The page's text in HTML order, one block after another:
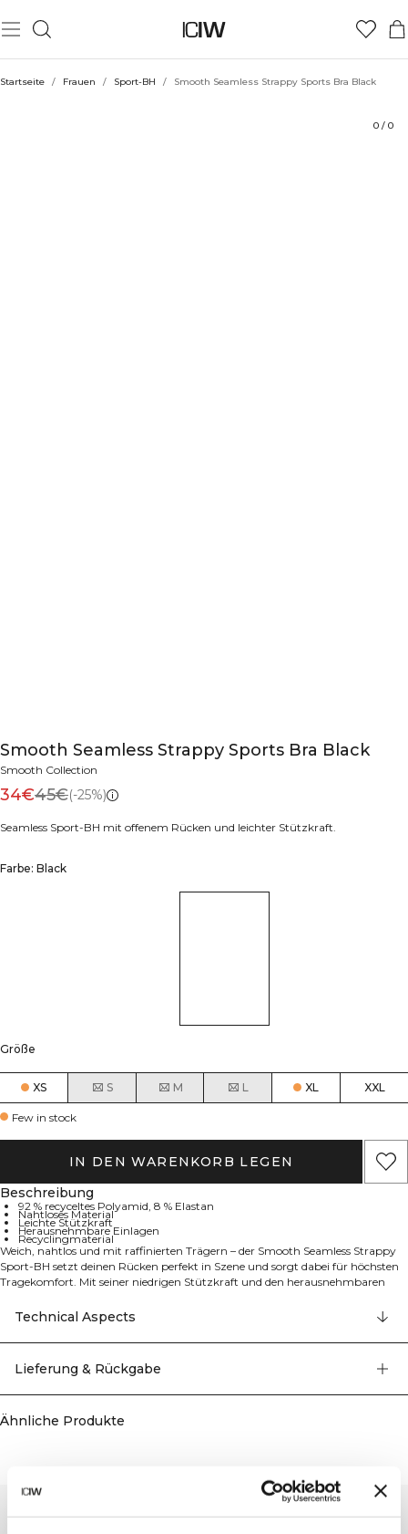
Startseite / Frauen / Sport-BH / Smooth Seamless Strappy Sports Bra Black
0 / 0
Smooth Seamless Strappy Sports Bra Black
Smooth Collection
34€45€(-25%)
Seamless Sport-BH mit offenem Rücken und leichter Stützkraft.
Farbe: Black
Größe
XS S M L XL XXL
Few in stock
IN DEN WARENKORB LEGEN
Beschreibung
92 % recyceltes Polyamid, 8 % Elastan
Nahtloses Material
Leichte Stützkraft
Herausnehmbare Einlagen
Recyclingmaterial
Weich, nahtlos und mit raffinierten Trägern – der Smooth Seamless Strappy
Sport-BH setzt deinen Rücken perfekt in Szene und sorgt dabei für höchsten
Tragekomfort. Mit seiner niedrigen Stützkraft und den herausnehmbaren
Material ist besonders weich und dehnbar, während das strappy Design auf
der Rückseite für einen stylischen Look sorgt. Dieser Sport-BH aus der Smooth
Collection bietet dir die perfekte Kombination aus Komfort und
Technical Aspects
Lieferung & Rückgabe
Ähnliche Produkte